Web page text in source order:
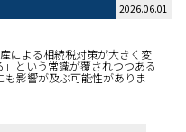
2026.06.01
による相続税対策が大きく変
という常識が覆されつつある
影響が及ぶ可能性がありま